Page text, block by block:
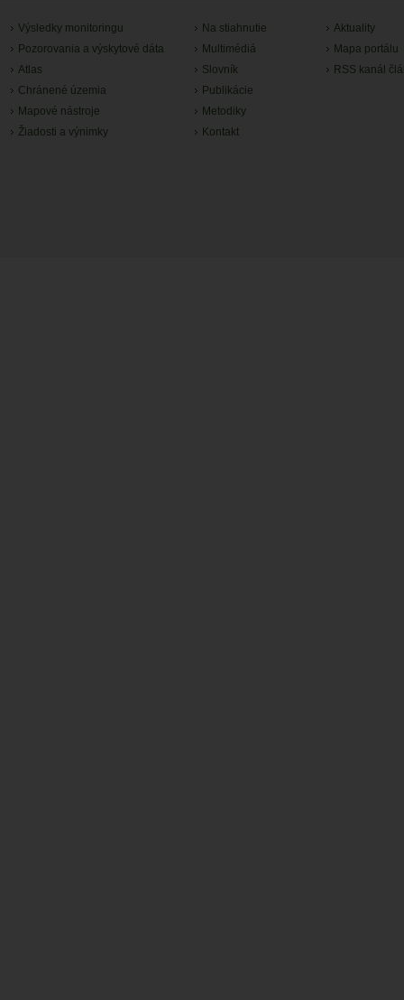
Výsledky monitoringu
Pozorovania a výskytové dáta
Atlas
Chránené územia
Mapové nástroje
Žiadosti a výnimky
Na stiahnutie
Multimédiá
Slovník
Publikácie
Metodiky
Kontakt
Aktuality
Mapa portálu
RSS kanál